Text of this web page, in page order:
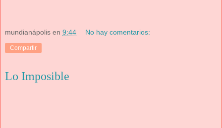
mundianápolis en 9:44 No hay comentarios:
Compartir
Lo Imposible